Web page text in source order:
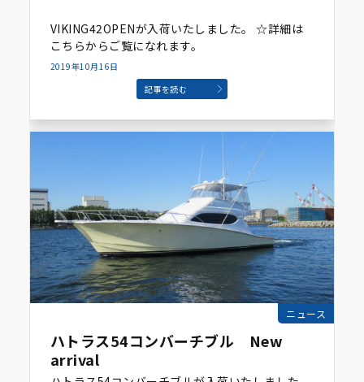
VIKING42OPENが入荷いたしました。 ☆詳細は
こちらからご覧になれます。
2019年10月16日
記事を読む
ニュース
ハトラス54コンバーチブル New
arrival